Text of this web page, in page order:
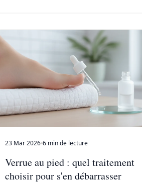
23 Mar 2026 6 min de lecture
Verrue au pied : quel traitement
choisir pour s'en débarrasser